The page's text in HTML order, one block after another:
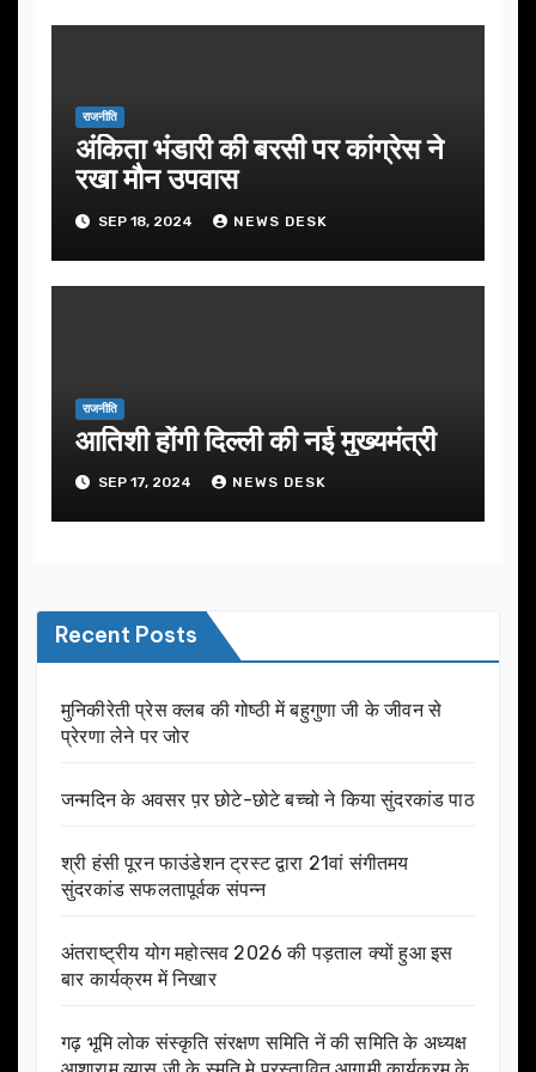
राजनीति
अंकिता भंडारी की बरसी पर कांग्रेस ने
रखा मौन उपवास
SEP 18, 2024 NEWS DESK
राजनीति
आतिशी होंगी दिल्ली की नई मुख्यमंत्री
SEP 17, 2024 NEWS DESK
Recent Posts
मुनिकीरेती प्रेस क्लब की गोष्ठी में बहुगुणा जी के जीवन से
प्रेरणा लेने पर जोर
जन्मदिन के अवसर प़र छोटे-छोटे बच्चो ने किया सुंदरकांड पाठ
श्री हंसी पूरन फाउंडेशन ट्रस्ट द्वारा 21वां संगीतमय
सुंदरकांड सफलतापूर्वक संपन्न
अंतराष्ट्रीय योग महोत्सव 2026 की पड़ताल क्यों हुआ इस
बार कार्यक्रम में निखार
गढ़ भूमि लोक संस्कृति संरक्षण समिति नें की समिति के अध्यक्ष